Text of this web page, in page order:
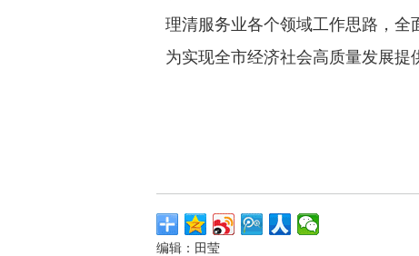
理清服务业各个领域工作思路，全
为实现全市经济社会高质量发展提
编辑：田莹